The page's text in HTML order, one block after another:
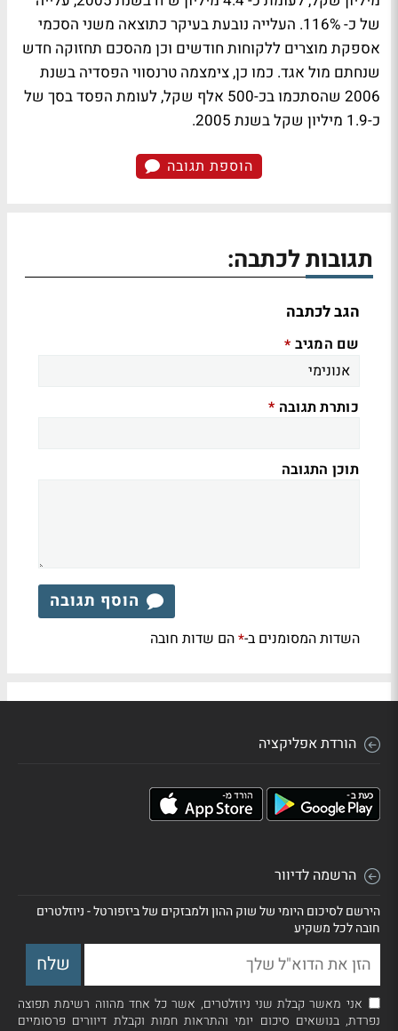
של כ- 116%. העלייה נובעת בעיקר כתוצאה משני הסכמי
אספקת מוצרים ללקוחות חודשים וכן מהסכם תחזוקה חדש
שנחתם מול אגד. כמו כן, צימצמה טרנסווי הפסדיה בשנת
2006 שהסתכמו בכ-500 אלף שקל, לעומת הפסד בסך של
כ-1.9 מיליון שקל בשנת 2005.
הוספת תגובה
תגובות לכתבה:
הגב לכתבה
שם המגיב *
כותרת תגובה *
תוכן התגובה
הוסף תגובה
השדות המסומנים ב-*הם שדות חובה
הורדת אפליקציה
הרשמה לדיוור
הירשם לסיכום היומי של שוק ההון ולמבזקים של ביזפורטל - ניוזלטרים
חובה לכל משקיע
אני מאשר קבלת שני ניוזלטרים, אשר כל אחד מהווה רשימת תפוצה
נפרדת, בנושאים סיכום יומי והתראות חמות וקבלת דיוורים פרסומיים